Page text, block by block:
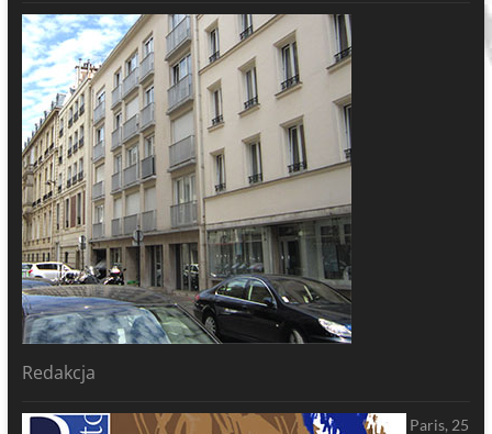
Redakcja
Paris, 25